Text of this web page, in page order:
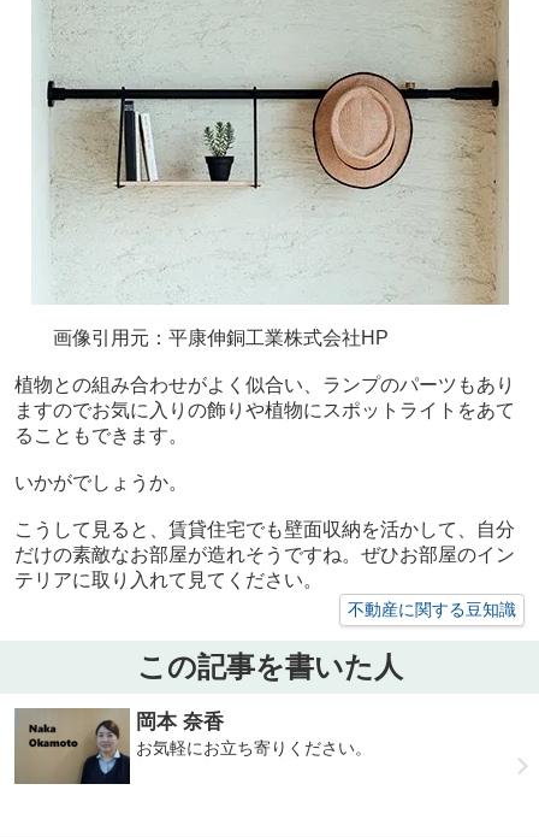
画像引用元：平康伸銅工業株式会社HP
植物との組み合わせがよく似合い、ランプのパーツもあり
ますのでお気に入りの飾りや植物にスポットライトをあて
ることもできます。
いかがでしょうか。
こうして見ると、賃貸住宅でも壁面収納を活かして、自分
だけの素敵なお部屋が造れそうですね。 ぜひお部屋のイン
テリアに取り入れて見てください。
不動産に関する豆知識
この記事を書いた人
岡本 奈香
お気軽にお立ち寄りください。